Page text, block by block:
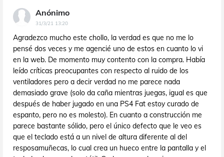
Anónimo
31/3/21 13:20
Agradezco mucho este chollo, la verdad es que no me lo
pensé dos veces y me agencié uno de estos en cuanto lo vi
en la web. De momento muy contento con la compra. Había
leído críticas preocupantes con respecto al ruido de los
ventiladores pero a decir verdad no me parece nada
demasiado grave (solo da caña mientras juegas, igual es que
después de haber jugado en una PS4 Fat estoy curado de
espanto, pero no es molesto). En cuanto a construcción me
parece bastante sólido, pero el único defecto que le veo es
que el teclado está a un nivel de altura diferente al del
resposamuñecas, lo cual crea un hueco entre la pantalla y el